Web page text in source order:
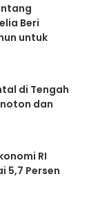
Beri
untuk
di Tengah
dan
RI
5,7 Persen